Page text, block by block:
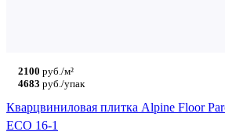
2100 руб./м²
4683 руб./упак
Кварцвиниловая плитка Alpine Floor
ECO 16-1